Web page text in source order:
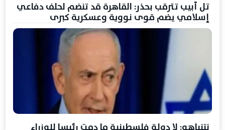
تل أبيب تترقب بحذر: القاهرة قد تنضم لحلف دفاعي
إسلامي يضم قوى نووية وعسكرية كبرى
نتنياهو: لا دولة فلسطينية ما دمت رئيسا للوزراء